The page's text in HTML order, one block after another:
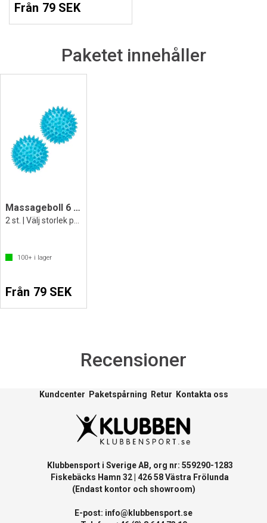
Från 79 SEK
Paketet innehåller
Massageboll 6 till 10 cm | Hård
100+ i lager
Från 79 SEK
Recensioner
Kundcenter Paketspårning Retur Kontakta oss
Klubbensport i Sverige AB, org nr: 559290-1283
Fiskebäcks Hamn 32 | 426 58 Västra Frölunda
(Endast kontor och showroom)
E-post: info@klubbensport.se